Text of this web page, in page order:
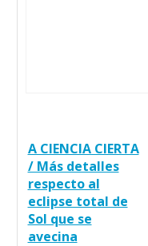
A CIENCIA CIERTA
/ Más detalles
respecto al
eclipse total de
Sol que se
avecina